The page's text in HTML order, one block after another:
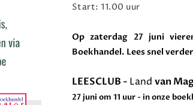
Start: 11.00 uur
Op zaterdag 27 juni
Boekhandel. Lees snel
LEESCLUB - Land van
27 juni om 11 uur - in onze